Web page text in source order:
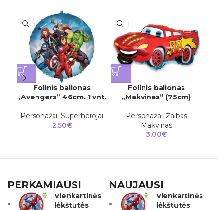
Folinis balionas
„Avengers” 46cm. 1 vnt.
Personažai, Superherojai
2.50€
Folinis balionas
„Makvinas” (75cm)
Personažai, Žaibas
Makvinas
3.00€
PERKAMIAUSI
Vienkartinės
lėkštutės
NAUJAUSI
Vienkartinės
lėkštutės